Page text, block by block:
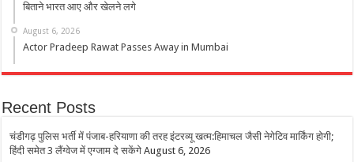
बिताने भारत आए और खेलने लगे
August 6, 2026
Actor Pradeep Rawat Passes Away in Mumbai
Recent Posts
चंडीगढ़ पुलिस भर्ती में पंजाब-हरियाणा की तरह इंटरव्यू खत्म:हिमाचल जैसी नेगेटिव मार्किंग होगी;
हिंदी समेत 3 लैंग्वेज में एग्जाम दे सकेंगे August 6, 2026